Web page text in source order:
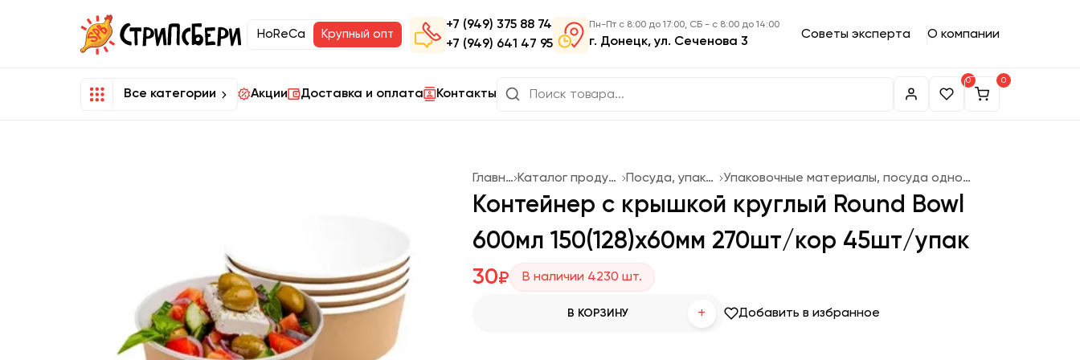
HoReCa Крупный опт
+7 (949) 375 88 74
+7 (949) 641 47 95
Пн-Пт с 8:00 до 17:00, СБ - с 8:00 до 14:00
г. Донецк, ул. Сеченова 3
Советы эксперта О компании
Все категории Акции Доставка и оплата Контакты
0 0
Главная Каталог продукции Посуда, упаковка Упаковочные материалы, посуда одноразовая
Контейнер с крышкой круглый Round Bowl
600мл 150(128)х60мм 270шт/кор 45шт/упак
30₽ В наличии 4230 шт.
В КОРЗИНУ + Добавить в избранное